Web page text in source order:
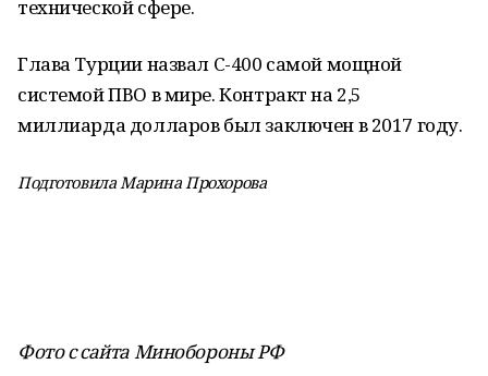
технической сфере.
Глава Турции назвал С-400 самой мощной
системой ПВО в мире. Контракт на 2,5
миллиарда долларов был заключен в 2017 году.
Подготовила Марина Прохорова
Фото с сайта Минобороны РФ